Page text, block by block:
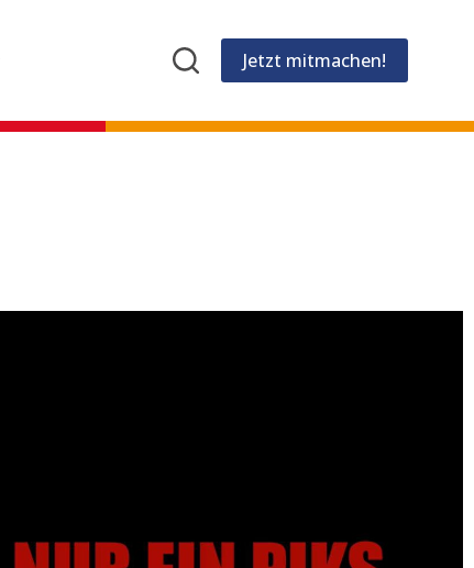
Jetzt mitmachen!